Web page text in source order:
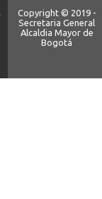
Copyright © 2019 -
Secretaria General
Alcaldia Mayor de
Bogotá